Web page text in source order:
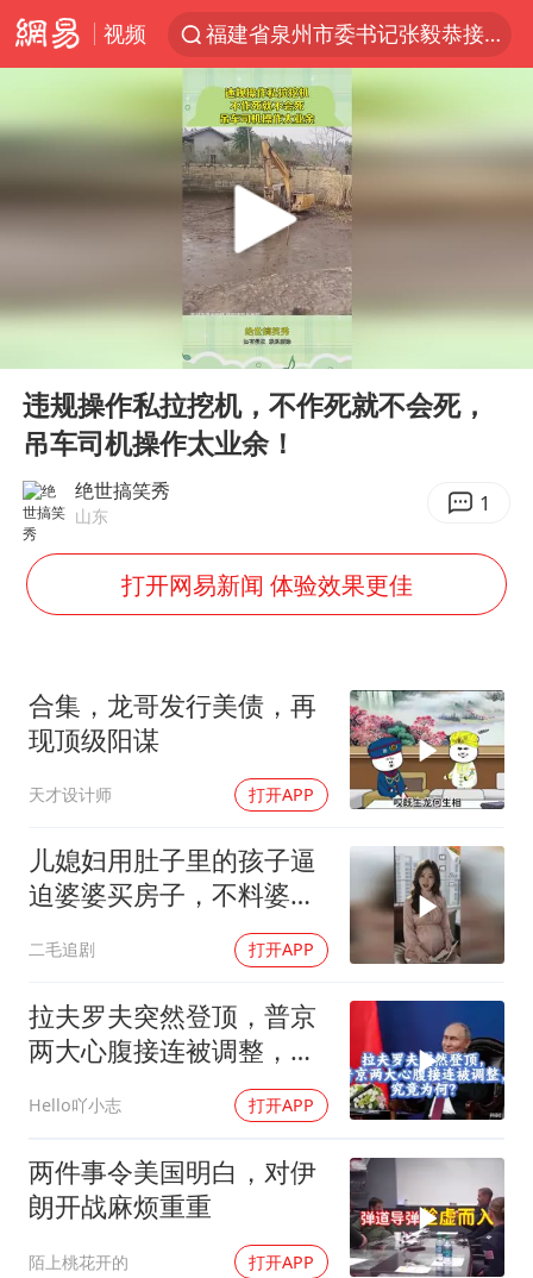
视频
福建省泉州市委书记张毅恭接受纪律审查和监察调查
台风白海豚实时路径
中医教你一招提升气血
全球首个长时储能一体化产业园量产
胜宏科技：股票交易异常波动
百花奖开幕式
38岁演员求职万岁山NPC成功
国防部：中国军队坚决反制任何闹海挑衅图谋
我国外贸延续良好增长态势
东航：国内客票提前14天免费退改
欧阳娜娜窦靖童好搭
夯实基础开新局
Play
违规操作私拉挖机，不作死就不会死，
吊车司机操作太业余！
绝世搞笑秀
山东 1
打开网易新闻 体验效果更佳
合集，龙哥发行美债，再
现顶级阳谋
天才设计师 打开APP
儿媳妇用肚子里的孩子逼
迫婆婆买房子，不料婆婆
二毛追剧 打开APP
拉夫罗夫突然登顶，普京
两大心腹接连被调整，究
Hello吖小志 打开APP
两件事令美国明白，对伊
朗开战麻烦重重
陌上桃花开的 打开APP